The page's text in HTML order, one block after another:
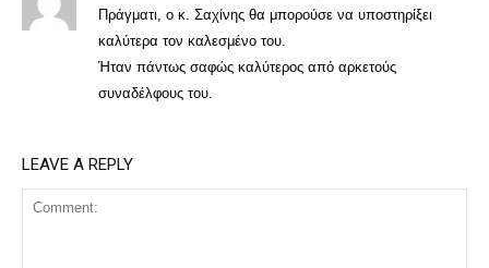
Πράγματι, ο κ. Σαχίνης θα μπορούσε να υποστηρίξει
καλύτερα τον καλεσμένο του.
Ήταν πάντως σαφώς καλύτερος από αρκετούς
συναδέλφους του.
LEAVE A REPLY